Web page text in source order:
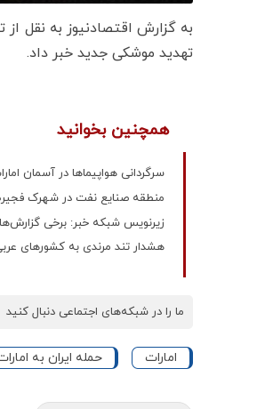
به گزارش اقتصادنیوز به نقل از
تهدید موشکی جدید خبر داد.
همچنین بخوانید
سرگردانی هواپیماها در آسمان امارات/ تکرار
منطقه صنایع نفت در شهرک
زیرنویس شبکه خبر: برخی
هشدار تند مرندی به کشورهای
ما را در شبکه‌های اجتماعی دنبال کنید
امارات حمله ایران به